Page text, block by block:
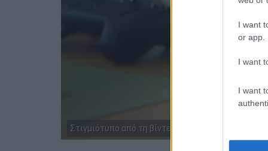
I want
or app.
I want
I want
Στιγμιότυπο από τη βίντεο-παρουσίαση της Valve